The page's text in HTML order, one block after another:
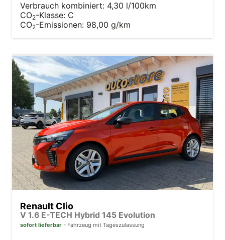
Verbrauch kombiniert: 4,30 l/100km
CO2-Klasse: C
CO2-Emissionen: 98,00 g/km
Renault Clio
V 1.6 E-TECH Hybrid 145 Evolution
sofort lieferbar Fahrzeug mit Tageszulassung